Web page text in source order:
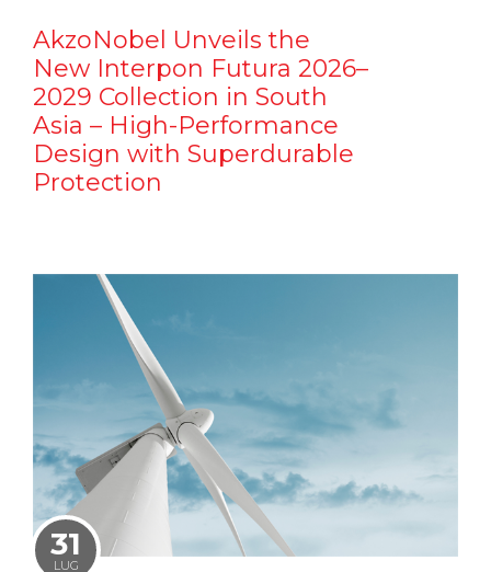
AkzoNobel Unveils the
New Interpon Futura 2026–
2029 Collection in South
Asia – High-Performance
Design with Superdurable
Protection
31
LUG